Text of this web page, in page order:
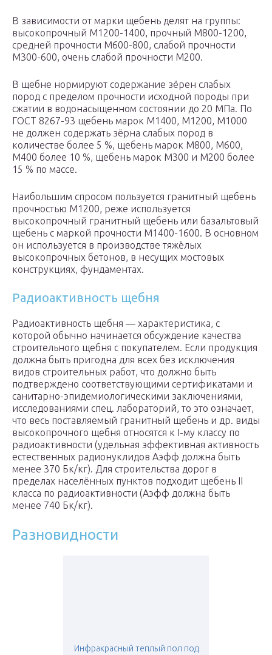
В зависимости от марки щебень делят на группы:
высокопрочный М1200-1400, прочный М800-1200,
средней прочности М600-800, слабой прочности
М300-600, очень слабой прочности М200.
В щебне нормируют содержание зёрен слабых
пород с пределом прочности исходной породы при
сжатии в водонасыщенном состоянии до 20 МПа. По
ГОСТ 8267-93 щебень марок М1400, М1200, М1000
не должен содержать зёрна слабых пород в
количестве более 5 %, щебень марок М800, М600,
М400 более 10 %, щебень марок М300 и М200 более
15 % по массе.
Наибольшим спросом пользуется гранитный щебень
прочностью М1200, реже используется
высокопрочный гранитный щебень или базальтовый
щебень с маркой прочности М1400-1600. В основном
он используется в производстве тяжёлых
высокопрочных бетонов, в несущих мостовых
конструкциях, фундаментах.
Радиоактивность щебня
Радиоактивность щебня — характеристика, с
которой обычно начинается обсуждение качества
строительного щебня с покупателем. Если продукция
должна быть пригодна для всех без исключения
видов строительных работ, что должно быть
подтверждено соответствующими сертификатами и
санитарно-эпидемиологическими заключениями,
исследованиями спец. лабораторий, то это означает,
что весь поставляемый гранитный щебень и др. виды
высокопрочного щебня относятся к I-му классу по
радиоактивности (удельная эффективная активность
естественных радионуклидов Аэфф должна быть
менее 370 Бк/кг). Для строительства дорог в
пределах населённых пунктов подходит щебень II
класса по радиоактивности (Аэфф должна быть
менее 740 Бк/кг).
Разновидности
Инфракрасный теплый пол под